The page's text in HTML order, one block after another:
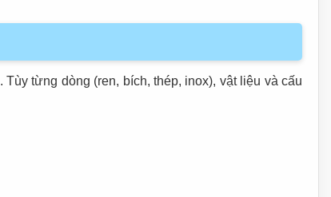
. Tùy từng dòng (ren, bích, thép, inox), vật liệu và cấu